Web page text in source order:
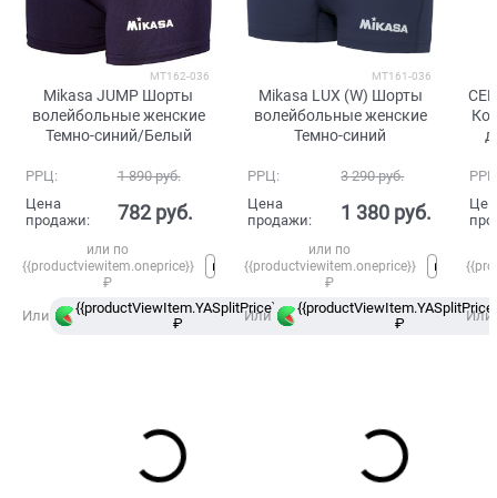
MT162-036
Mikasa JUMP Шорты
волейбольные женские
Темно-синий/Белый
РРЦ: 1 890 руб.
Цена
продажи:
782 руб.
или по
{{productviewitem.oneprice}}
₽
Или
{{productViewItem.YASplitPrice}}
₽
в
Сплит
MT161-036
Mikasa LUX (W) Шорты
волейбольные женские
Темно-синий
РРЦ: 3 290 руб.
Цена
продажи:
1 380 руб.
или по
{{productviewitem.oneprice}}
₽
Или
₽
Или